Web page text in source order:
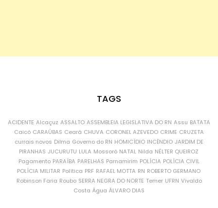
TAGS
ACIDENTE Alcaçuz ASSALTO ASSEMBLEIA LEGISLATIVA DO RN Assu BATATA
Caicó CARAÚBAS Ceará CHUVA CORONEL AZEVEDO CRIME CRUZETA
currais novos Dilma Governo do RN HOMICÍDIO INCÊNDIO JARDIM DE
PIRANHAS JUCURUTU LULA Mossoró NATAL Nilda NÉLTER QUEIROZ
Pagamento PARAÍBA PARELHAS Parnamirim POLÍCIA POLÍCIA CIVIL
POLÍCIA MILITAR Política PRF RAFAEL MOTTA RN ROBERTO GERMANO
Robinson Faria Roubo SERRA NEGRA DO NORTE Temer UFRN Vivaldo
Costa Água ÁLVARO DIAS